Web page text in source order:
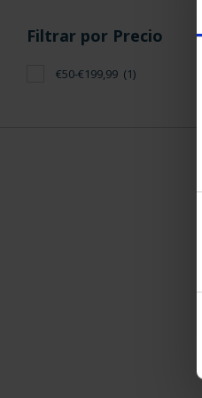
Filtrar por Precio
€50-€199,99 (1)